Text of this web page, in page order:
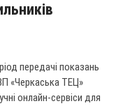
передачі показань
«Черкаська ТЕЦ»
онлайн-сервіси для